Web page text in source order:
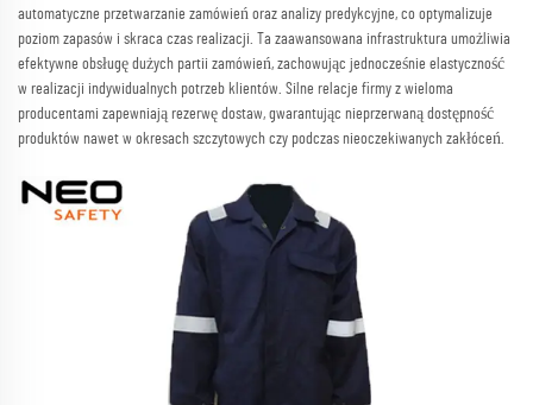
automatyczne przetwarzanie zamówień oraz analizy predykcyjne, co optymalizuje
poziom zapasów i skraca czas realizacji. Ta zaawansowana infrastruktura umożliwia
efektywne obsługę dużych partii zamówień, zachowując jednocześnie elastyczność
w realizacji indywidualnych potrzeb klientów. Silne relacje firmy z wieloma
producentami zapewniają rezerwę dostaw, gwarantując nieprzerwaną dostępność
produktów nawet w okresach szczytowych czy podczas nieoczekiwanych zakłóceń.